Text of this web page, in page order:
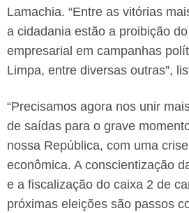
Lamachia. “Entre as vitórias
a cidadania estão a proibição
empresarial em campanhas
Limpa, entre diversas outras”,
“Precisamos agora nos unir
de saídas para o grave
nossa República, com uma
econômica. A conscientização
e a fiscalização do caixa 2 de
próximas eleições são passos